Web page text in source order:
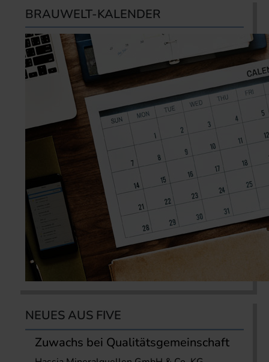
BRAUWELT-KALENDER
NEUES AUS FIVE
Zuwachs bei Qualitätsgemeinschaft